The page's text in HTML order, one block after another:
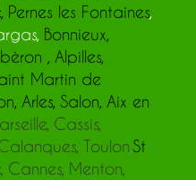
, Pernes les Fontaines,
Bonnieux,
, Alpilles,
Martin de
, Arles, Salon, Aix en
Cassis,
Toulon,St
Cannes, Menton,